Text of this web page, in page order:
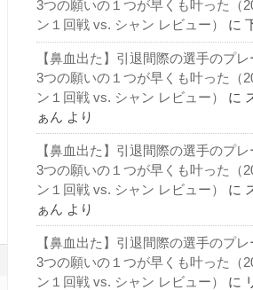
3つの願いの１つが早くも叶った（
ン１回戦 vs. シャン レビュー）
に
【鼻血出た】引退間際の選手のプレ
3つの願いの１つが早くも叶った（
ン１回戦 vs. シャン レビュー）
に
ぁん より
【鼻血出た】引退間際の選手のプレ
3つの願いの１つが早くも叶った（
ン１回戦 vs. シャン レビュー）
に
ぁん より
【鼻血出た】引退間際の選手のプレ
3つの願いの１つが早くも叶った（
ン１回戦 vs. シャン レビュー）
に